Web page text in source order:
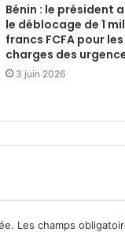
Bénin : le président
le déblocage de 1
francs FCFA pour
charges des
3 juin 2026
Les champs